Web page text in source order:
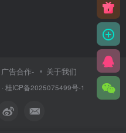
广告合作- 关于我们
· 桂ICP备2025075499号-1